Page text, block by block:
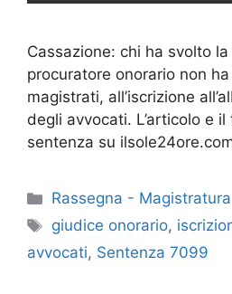
Cassazione: chi ha svolto
procuratore onorario non
magistrati, all’iscrizione
degli avvocati. L’articolo e
sentenza su
Categorie
Rassegna - Magistratura
Tag
giudice onorario,
avvocati, Sentenza 7099